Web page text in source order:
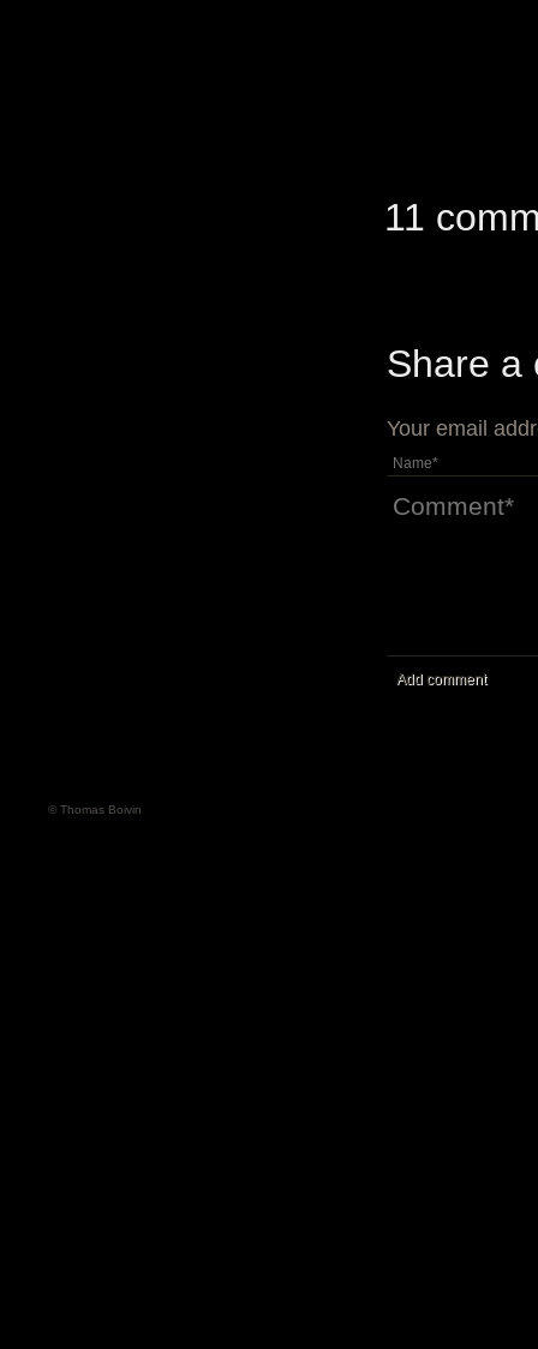
11
Share a
Your email
Add comment
© Thomas Boivin